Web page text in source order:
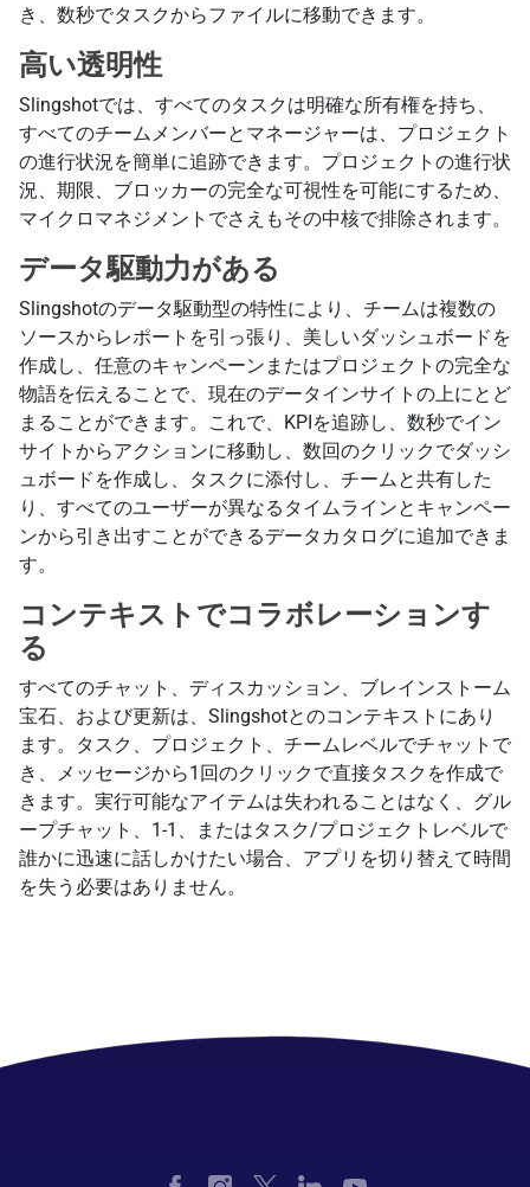
き、数秒でタスクからファイルに移動できます。
高い透明性
Slingshotでは、すべてのタスクは明確な所有権を持ち、
すべてのチームメンバーとマネージャーは、プロジェクト
の進行状況を簡単に追跡できます。プロジェクトの進行状
況、期限、ブロッカーの完全な可視性を可能にするため、
マイクロマネジメントでさえもその中核で排除されます。
データ駆動力がある
Slingshotのデータ駆動型の特性により、チームは複数の
ソースからレポートを引っ張り、美しいダッシュボードを
作成し、任意のキャンペーンまたはプロジェクトの完全な
物語を伝えることで、現在のデータインサイトの上にとど
まることができます。これで、KPIを追跡し、数秒でイン
サイトからアクションに移動し、数回のクリックでダッシ
ュボードを作成し、タスクに添付し、チームと共有した
り、すべてのユーザーが異なるタイムラインとキャンペー
ンから引き出すことができるデータカタログに追加できま
す。
コンテキストでコラボレーションす
る
すべてのチャット、ディスカッション、ブレインストーム
宝石、および更新は、Slingshotとのコンテキストにあり
ます。タスク、プロジェクト、チームレベルでチャットで
き、メッセージから1回のクリックで直接タスクを作成で
きます。実行可能なアイテムは失われることはなく、グル
ープチャット、1-1、またはタスク/プロジェクトレベルで
誰かに迅速に話しかけたい場合、アプリを切り替えて時間
を失う必要はありません。